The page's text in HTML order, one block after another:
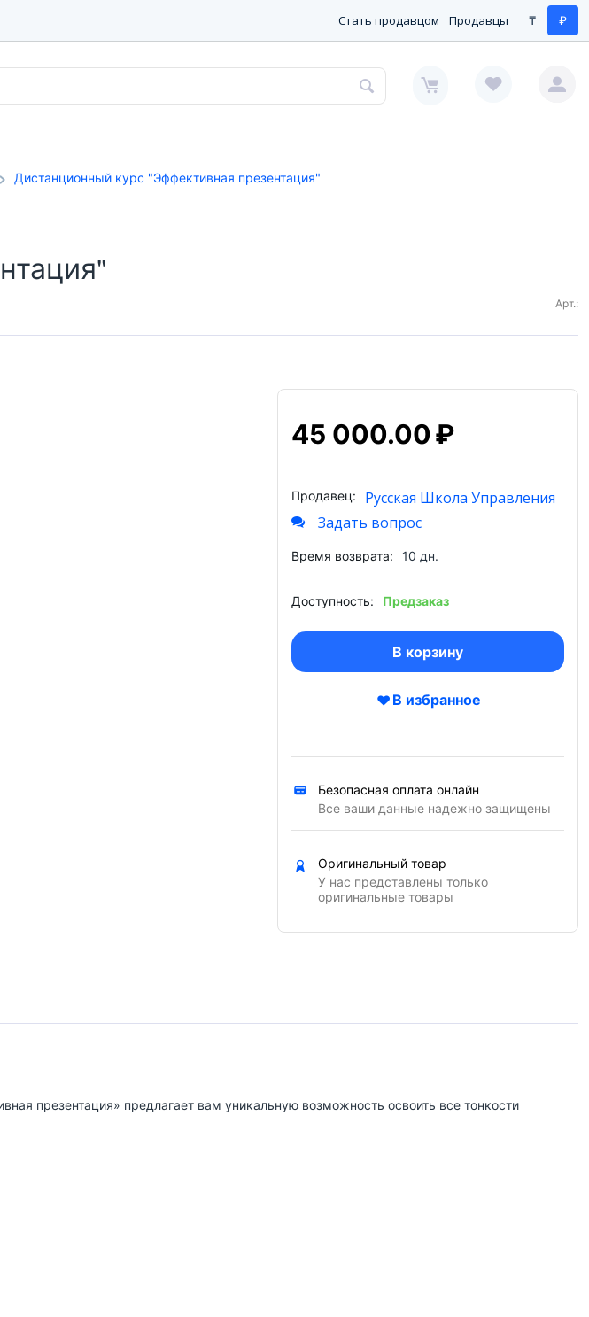
Стать продавцом Продавцы ₸ ₽
Дистанционный курс "Эффективная презентация"
Арт.:
45 000.00₽
Продавец:
Русская Школа Управления
Задать вопрос
Время возврата: 10 дн.
Доступность: Предзаказ
В корзину
В избранное
Безопасная оплата онлайн
Все ваши данные надежно защищены
Оригинальный товар
У нас представлены только
оригинальные товары
презентация» предлагает вам уникальную возможность освоить все тонкости